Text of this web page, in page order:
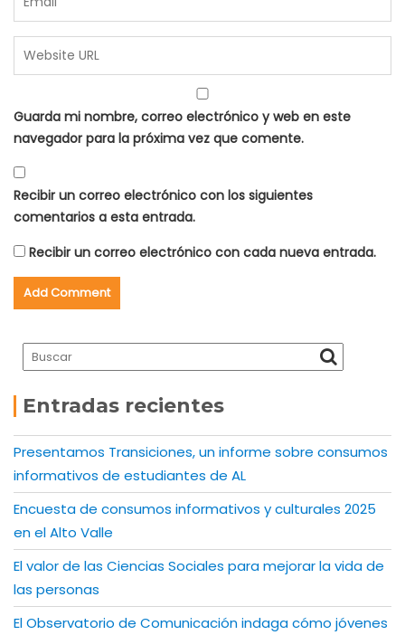
Guarda mi nombre, correo electrónico y web en este
navegador para la próxima vez que comente.
Recibir un correo electrónico con los siguientes
comentarios a esta entrada.
Recibir un correo electrónico con cada nueva entrada.
Entradas recientes
Presentamos Transiciones, un informe sobre consumos
informativos de estudiantes de AL
Encuesta de consumos informativos y culturales 2025
en el Alto Valle
El valor de las Ciencias Sociales para mejorar la vida de
las personas
El Observatorio de Comunicación indaga cómo jóvenes